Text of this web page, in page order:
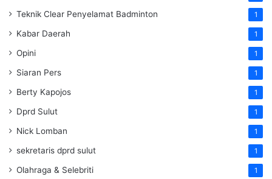
Teknik Clear Penyelamat Badminton 1
Kabar Daerah 1
Opini 1
Siaran Pers 1
Berty Kapojos 1
Dprd Sulut 1
Nick Lomban 1
sekretaris dprd sulut 1
Olahraga & Selebriti 1